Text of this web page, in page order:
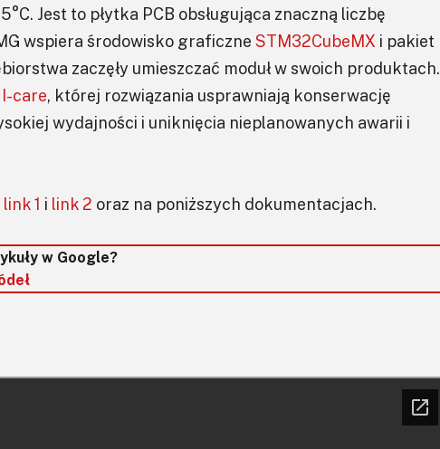
Jest to płytka PCB obsługująca znaczną liczbę
wspiera środowisko graficzne STM32CubeMX i pakiet
zaczęły umieszczać moduł w swoich produktach.
I-care, której rozwiązania usprawniają konserwację
wydajności i uniknięcia nieplanowanych awarii i
link 1 i link 2 oraz na poniższych dokumentacjach.
w Google?